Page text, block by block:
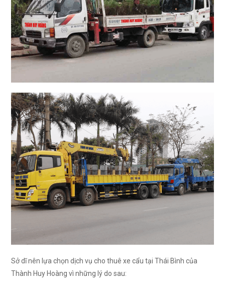
Sở dĩ nên lựa chọn dịch vụ cho thuê xe cẩu tại Thái Bình của
Thành Huy Hoàng vì những lý do sau: